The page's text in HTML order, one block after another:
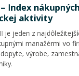
Index
aktivity
je jeden z
manažérmi vo
výrobe,